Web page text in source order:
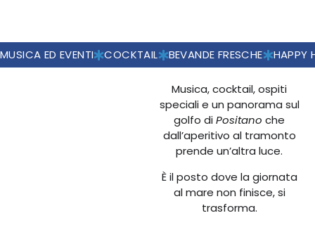
MUSICA ED EVENTI COCKTAIL BEVANDE FRESCHE HAPPY
Musica, cocktail, ospiti
speciali e un panorama sul
golfo diPositano che
dall’aperitivo al tramonto
prende un’altra luce.
È il posto dove la giornata
al mare non finisce, si
trasforma.